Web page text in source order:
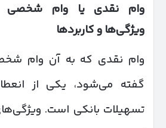
وام نقدی یا وام شخصی
ویژگی‌ها و کاربردها
وام نقدی که به آن وام
گفته می‌شود، یکی از
تسهیلات بانکی است.